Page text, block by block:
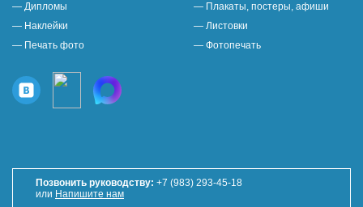
— Дипломы
— Плакаты, постеры, афиши
— Наклейки
— Листовки
— Печать фото
— Фотопечать
Позвонить руководству: +7 (983) 293-45-18
или Напишите нам